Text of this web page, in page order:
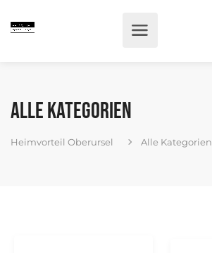
Alle Kategorien
Heimvorteil Oberursel Alle Kategorien